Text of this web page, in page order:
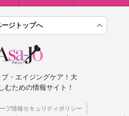
ージトップへ
・エイジングケア！大
むための情報サイト！
プ情報セキュリティポリシー